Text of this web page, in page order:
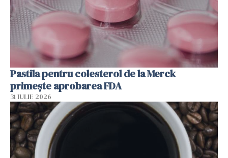
Pastila pentru colesterol de la Merck
primește aprobarea FDA
31 IULIE 2026